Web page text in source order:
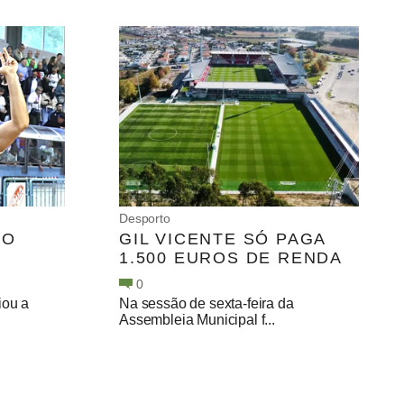
a
Desporto
GIL VICENTE SÓ PAGA
1.500 EUROS DE RENDA
0
Na sessão de sexta-feira da
Assembleia Municipal f...